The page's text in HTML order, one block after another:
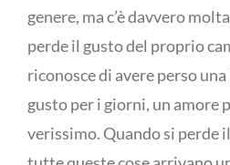
genere, ma c’è davvero
perde il gusto del proprio
riconosce di avere perso
gusto per i giorni, un amore
verissimo. Quando si perde